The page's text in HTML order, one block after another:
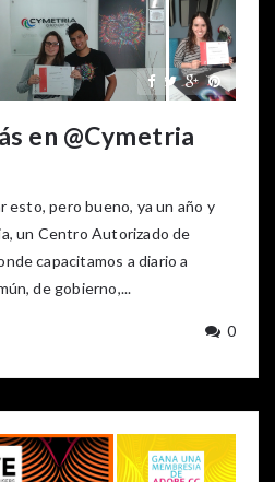
en @Cymetria
esto, pero bueno, ya un año y
un Centro Autorizado de
capacitamos a diario a
de gobierno,...
0